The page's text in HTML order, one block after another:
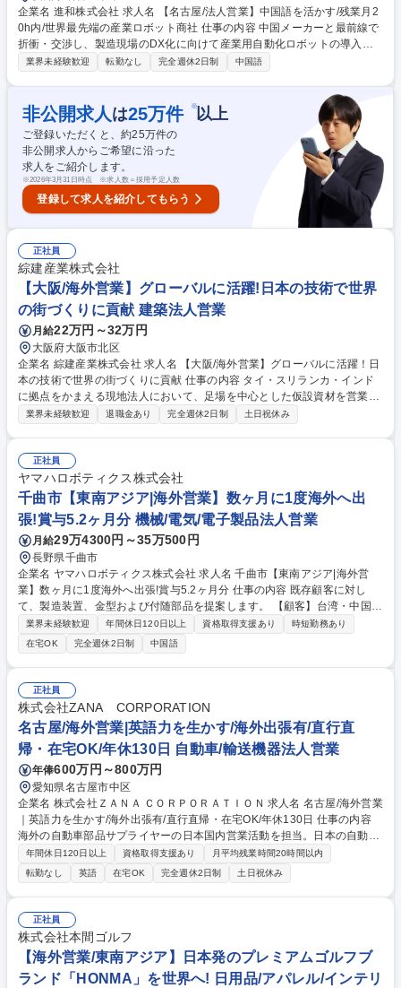
企業名 進和株式会社 求人名 【名古屋/法人営業】中国語を活かす/残業月2
0h内/世界最先端の産業ロボット商社 仕事の内容 中国メーカーと最前線で
折衝・交渉し、製造現場のDX化に向けて産業用自動化ロボットの導入推
進をお任せします。世界的な自動化ニーズを背景に、「日本のモノづく
界へ部品や産業用ロボットを提案 ■HPや展示会経由の反響対応が中心 ■入
社後は同行や東京研修等のOJTで着実にスキルを習得 ■納品後の定期訪問
等の対応の際、実作業は技術者が行うため安心 ■将来的には新規顧客提案
もお任せ予定。※まずは既存顧客向けの提案となります。 高品質な商材と
万全の保守体制で自信を持って提案できます。技術支援があるため未経験
から最先端技術の普及に貢献可能です。 募集職種 【名古屋/法人営業】中
国語を活かす/残業月20h内/世界最先端の産業ロボット商社
業界未経験歓迎 転勤なし 完全週休2日制 中国語
非公開求人 は25万件 ※以上
ご登録いただくと、約25万件の
非公開求人からご希望に沿った
求人をご紹介します。
※2026年3月31日時点 ※求人数＝採用予定人数
登録して求人を紹介してもらう
正社員
綜建産業株式会社
【大阪/海外営業】グローバルに活躍!日本の技術で世界
の街づくりに貢献 建築法人営業
月給22万円～32万円
大阪府大阪市北区
企業名 綜建産業株式会社 求人名 【大阪/海外営業】グローバルに活躍！日
本の技術で世界の街づくりに貢献 仕事の内容 タイ・スリランカ・インド
に拠点をかまえる現地法人において、足場を中心とした仮設資材を営業し
ます。日系のゼネコン・代理店から現地ローカル企業の新規開拓まで、グ
代理店に対して仮設資材の営業、提案 ■現地営業スタッフや工場スタッフ
のマネジメント業務 ■アジア各国への営業活動、貿易業務■現地法人の新
設や拠点展開のサポート業務 ■現地ローカル企業への既存営業および新規
開拓営業 入社後1年以上は日本国内で営業業務の研修を積み、その後希望
にしたがって海外赴任となります 募集職種 【大阪/海外営業】グローバル
に活躍！日本の技術で世界の街づくりに貢献
業界未経験歓迎 退職金あり 完全週休2日制 土日祝休み
正社員
ヤマハロボティクス株式会社
千曲市【東南アジア|海外営業】数ヶ月に1度海外へ出
張!賞与5.2ヶ月分 機械/電気/電子製品法人営業
月給29万4300円～35万500円
長野県千曲市
企業名 ヤマハロボティクス株式会社 求人名 千曲市【東南アジア|海外営
業】数ヶ月に1度海外へ出張!賞与5.2ヶ月分 仕事の内容 既存顧客に対し
て、製造装置、金型および付随部品を提案します。 【顧客】台湾・中国・
東南アジア・米国・欧州エリアの世界的大手半導体メーカーが大半であ
り、海外代理店を通した営業活動もあります。 【具体的には】お客様の情
報収集・与信管理から、製品・技術の提案、価格交渉、社内調整、海外拠
点との連携などをお任せします。 【担当エリア】過去の業務経験や得意な
言語に合わせて決定します。 【出張】商談や新規案件の技術提案の際に海
外出張が発生します。案件によりますが、2～3ヶ月に1回、1週間～数週
間滞在します。進捗管理はオンラインで実施します。 募集職種 千曲市
【東南アジア|海外営業】数ヶ月に1度海外へ出張!賞与5.2ヶ月分
業界未経験歓迎 年間休日120日以上 資格取得支援あり
時短勤務あり
在宅OK
完全週休2日制 中国語
正社員
株式会社ZANA CORPORATION
名古屋/海外営業|英語力を生かす/海外出張有/直行直
帰・在宅OK/年休130日 自動車/輸送機器法人営業
年俸600万円～800万円
愛知県名古屋市中区
企業名 株式会社ＺＡＮＡ ＣＯＲＰＯＲＡＴＩＯＮ 求人名 名古屋/海外営業
｜英語力を生かす/海外出張有/直行直帰・在宅OK/年休130日 仕事の内容
海外の自動車部品サプライヤーの日本国内営業活動を担当。日本の自動車
産業に対し、製品を活用した改善策の提案から営業まで一貫して行い事業
拡大をサポート。提案の質がモノをいうコンサル要素のある営業です。
【具体的には】担当サプライヤーの技術や製品を理解し、国内顧客の課題
に合わせて提案。見積作成、納期調整、品質対応に加え、海外本国と英語
を使用した会議や、新規参入に向けた戦略立案も担います。 【働き方】基
本的には在宅・客先での勤務となり、個人での裁量は非常に大きいです。
週1回チームで、月1回全社で進捗の確認を行い計画から遅滞がないか確
認。裁量は大きいですが、個人任せにはしない働き方です。 募集職種 名
古屋/海外営業｜英語力を生かす/海外出張有/直行直帰・在宅OK/年休130日
年間休日120日以上 資格取得支援あり
月平均残業時間20時間以内
転勤なし
英語 在宅OK 完全週休2日制 土日祝休み
正社員
株式会社本間ゴルフ
【海外営業/東南アジア】日本発のプレミアムゴルフブ
ランド「HONMA」を世界へ! 日用品/アパレル/インテリ